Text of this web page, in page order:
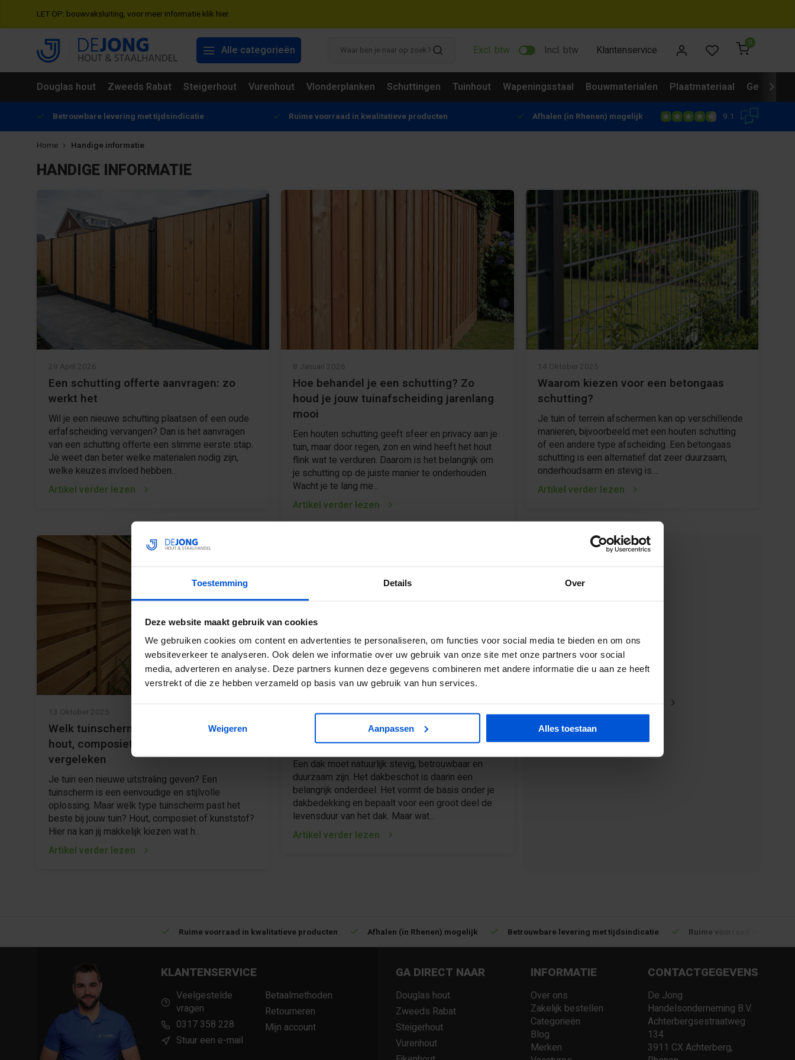
Toestemming Details Over
Deze website maakt gebruik van cookies
We gebruiken cookies om content en advertenties te personaliseren, om functies voor social media te bieden en om ons
websiteverkeer te analyseren. Ook delen we informatie over uw gebruik van onze site met onze partners voor social
media, adverteren en analyse. Deze partners kunnen deze gegevens combineren met andere informatie die u aan ze heeft
verstrekt of die ze hebben verzameld op basis van uw gebruik van hun services.
Weigeren Aanpassen Alles toestaan
LET OP: bouwvaksluiting, voor meer informatie klik hier.
Alle categorieën Excl. btw Incl. btw Klantenservice
0
Douglas hout Zweeds Rabat Steigerhout Vurenhout Vlonderplanken Schuttingen Tuinhout Wapeningsstaal Bouwmaterialen Plaatmateriaal
Betrouwbare levering met tijdsindicatie Ruime voorraad in kwalitatieve producten Afhalen (in Rhenen) mogelijk 9.1
Home Handige informatie
HANDIGE INFORMATIE
29 April 2026
Een schutting offerte aanvragen: zo
werkt het
Wil je een nieuwe schutting plaatsen of een oude
erfafscheiding vervangen? Dan is het aanvragen
van een schutting offerte een slimme eerste stap.
Je weet dan beter welke materialen nodig zijn,
welke keuzes invloed hebben...
Artikel verder lezen
8 Januari 2026
Hoe behandel je een schutting? Zo
houd je jouw tuinafscheiding jarenlang
mooi
Een houten schutting geeft sfeer en privacy aan je
tuin, maar door regen, zon en wind heeft het hout
flink wat te verduren. Daarom is het belangrijk om
je schutting op de juiste manier te onderhouden.
Wacht je te lang me...
Artikel verder lezen
14 Oktober 2025
Waarom kiezen voor een betongaas
schutting?
Je tuin of terrein afschermen kan op verschillende
manieren, bijvoorbeeld met een houten schutting
of een andere type afscheiding. Een betongaas
schutting is een alternatief dat zeer duurzaam,
onderhoudsarm en stevig is....
Artikel verder lezen
13 Oktober 2025
Welk tuinscherm moet ik plaatsen:
hout, composiet en kunststof
vergeleken
Je tuin een nieuwe uitstraling geven? Een
tuinscherm is een eenvoudige en stijlvolle
oplossing. Maar welk type tuinscherm past het
beste bij jouw tuin? Hout, composiet of kunststof?
Hier na kan jij makkelijk kiezen wat h...
Artikel verder lezen
2 Oktober 2025
Wat is het beste dakbeschot voor mijn
dak?
Een dak moet natuurlijk stevig, betrouwbaar en
duurzaam zijn. Het dakbeschot is daarin een
belangrijk onderdeel. Het vormt de basis onder je
dakbedekking en bepaalt voor een groot deel de
levensduur van het dak. Maar wat...
Artikel verder lezen
Ruime voorraad in kwalitatieve producten Afhalen (in Rhenen) mogelijk Betrouwbare levering met tijdsindicatie Ruime voorraad in
KLANTENSERVICE
Veelgestelde
vragen
0317 358 228
Stuur een e-mail
Betaalmethoden
Retourneren
Mijn account
GA DIRECT NAAR
Douglas hout
Zweeds Rabat
Steigerhout
Vurenhout
INFORMATIE
Over ons
Zakelijk bestellen
Categorieën
Blog
Merken
CONTACTGEGEVENS
De Jong
Handelsonderneming B.V.
Achterbergsestraatweg
134
3911 CX Achterberg,